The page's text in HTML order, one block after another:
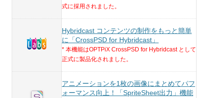
式に採用されました。
Hybridcast コンテンツの制作をもっと簡単
に「CrossPSD for Hybridcast」
* 本機能はOPTPiX CrossPSD for Hybridcast として
正式に製品化されました。
アニメーションを1枚の画像にまとめてパフ
ォーマンス向上！「SpriteSheet出力」機能